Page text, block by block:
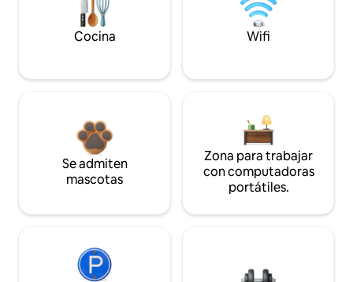
Cocina Wifi
Se admiten
mascotas
Zona para trabajar
con computadoras
portátiles.